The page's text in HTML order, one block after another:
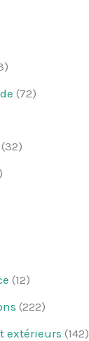
(72)
(12)
(222)
extérieurs (142)